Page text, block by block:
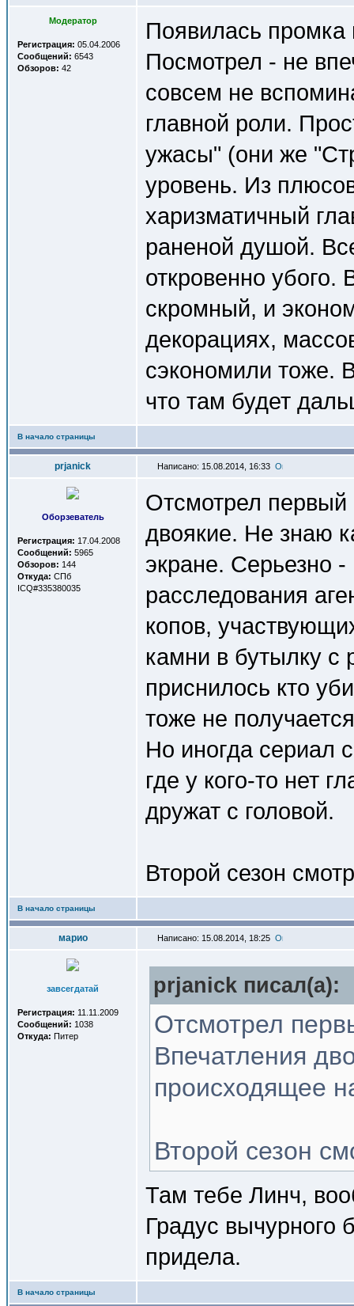
Модератор
Регистрация: 05.04.2006
Сообщений: 6543
Обзоров: 42
Появилась промка
Посмотрел - не
совсем не
главной роли.
ужасы" (они же
уровень. Из
харизматичный
раненой душой.
откровенно
скромный, и
декорациях,
сэкономили тоже.
что там будет
В начало страницы
prjanick Написано: 15.08.2014, 16:33
Оборзеватель
Регистрация: 17.04.2008
Сообщений: 5965
Обзоров: 144
Откуда: СПб
ICQ#335380035
Отсмотрел первый
двоякие. Не знаю
экране. Серьезно -
расследования
копов,
камни в бутылку с
приснилось кто
тоже не
Но иногда сериал
где у кого-то нет
дружат с головой.
Второй сезон
В начало страницы
марио Написано: 15.08.2014, 18:25
завсегдатай
Регистрация: 11.11.2009
Сообщений: 1038
Откуда: Питер
prjanick писал(a):
Отсмотрел
Впечатления
происходящее
Второй сезон
Там тебе Линч,
Градус вычурного
придела.
В начало страницы